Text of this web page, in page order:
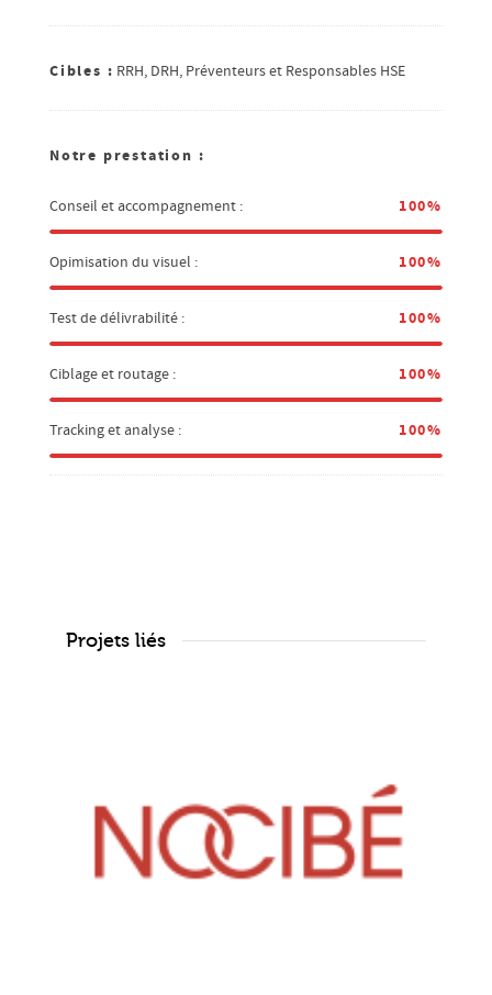
Cibles : RRH, DRH, Préventeurs et Responsables HSE
Notre prestation :
Conseil et accompagnement : 100%
Opimisation du visuel : 100%
Test de délivrabilité : 100%
Ciblage et routage : 100%
Tracking et analyse : 100%
Projets liés